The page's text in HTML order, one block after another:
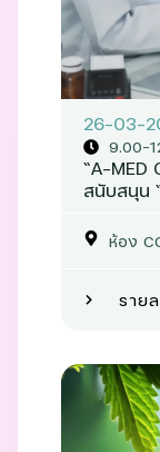
26-03-
9.00-
“A-MED
สนับสนุน
ห้อง
ราย